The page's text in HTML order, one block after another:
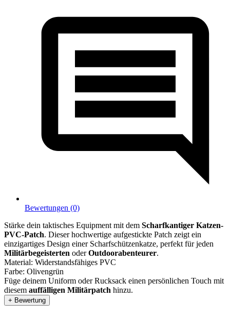
Bewertungen (0)
Stärke dein taktisches Equipment mit dem Scharfkantiger Katzen-
PVC-Patch. Dieser hochwertige aufgestickte Patch zeigt ein
einzigartiges Design einer Scharfschützenkatze, perfekt für jeden
Militärbegeisterten oderOutdoorabenteurer.
Material: Widerstandsfähiges PVC
Farbe: Olivengrün
Füge deinem Uniform oder Rucksack einen persönlichen Touch mit
diesem auffälligen Militärpatch hinzu.
+ Bewertung